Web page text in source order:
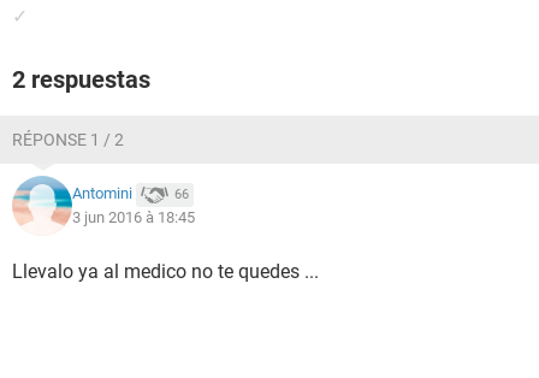
✓
2 respuestas
RÉPONSE 1 / 2
Antomini 66
3 jun 2016 à 18:45
Llevalo ya al medico no te quedes ...